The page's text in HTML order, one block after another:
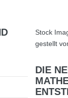
Stock
gestellt
DIE